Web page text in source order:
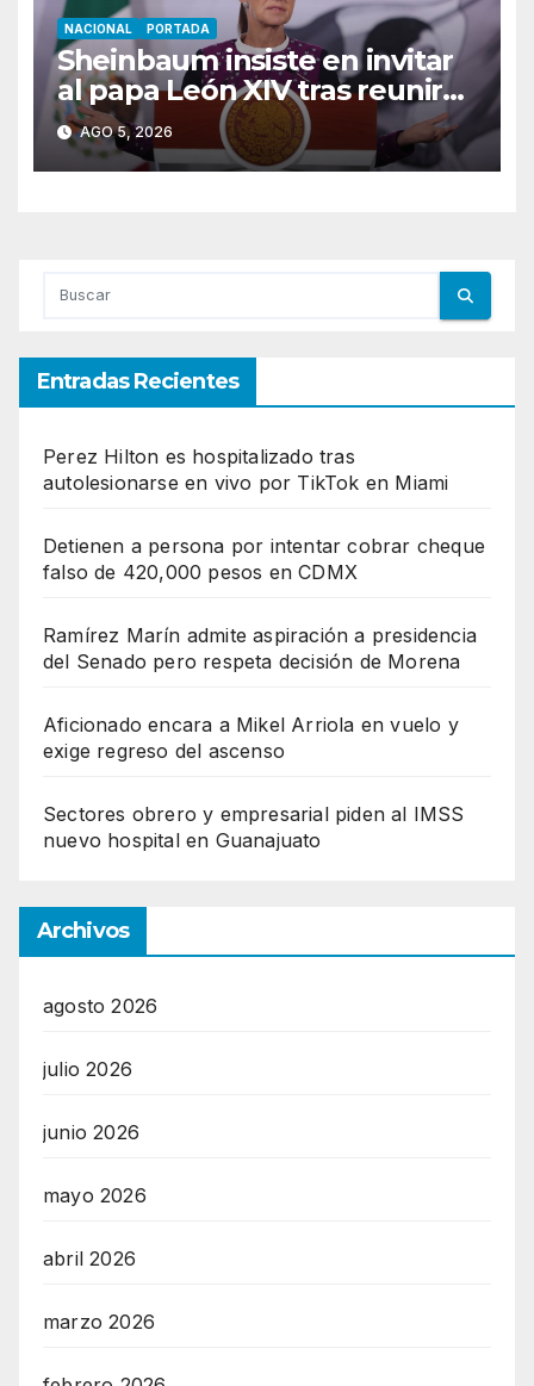
NACIONAL PORTADA
Sheinbaum insiste en invitar
al papa León XIV tras reunirse
con el secretario de Estado
del Vaticano
AGO 5, 2026
Entradas Recientes
Perez Hilton es hospitalizado tras
autolesionarse en vivo por TikTok en Miami
Detienen a persona por intentar cobrar cheque
falso de 420,000 pesos en CDMX
Ramírez Marín admite aspiración a presidencia
del Senado pero respeta decisión de Morena
Aficionado encara a Mikel Arriola en vuelo y
exige regreso del ascenso
Sectores obrero y empresarial piden al IMSS
nuevo hospital en Guanajuato
Archivos
agosto 2026
julio 2026
junio 2026
mayo 2026
abril 2026
marzo 2026